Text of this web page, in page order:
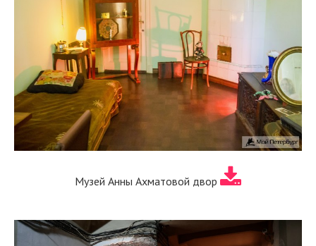
Музей Анны Ахматовой двор